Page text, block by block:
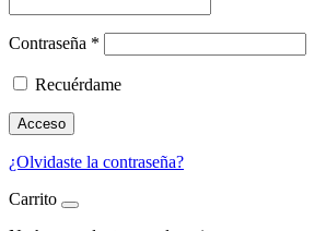
Contraseña *
Recuérdame
Acceso
¿Olvidaste la contraseña?
Carrito